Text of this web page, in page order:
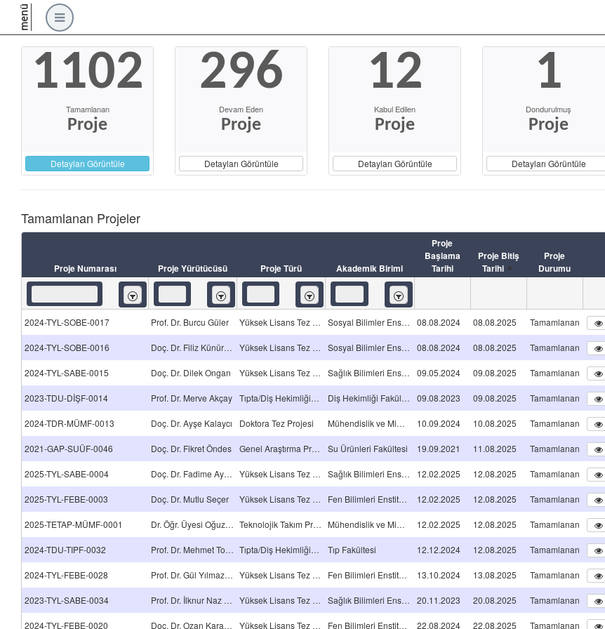
menü
1102
Tamamlanan
Proje
Detayları Görüntüle
296
Devam Eden
Proje
Detayları Görüntüle
12
Kabul Edilen
Proje
Detayları Görüntüle
1
Dondurulmuş
Proje
Detayları Görüntüle
Tamamlanan Projeler
Proje Numarası Proje Yürütücüsü Proje Türü Akademik Birimi
Proje
Başlama
Tarihi
Proje Bitiş
Tarihi
Proje
Durumu
İçeren İçeren İçeren İçeren
2024-TYL-SOBE-0017 Prof. Dr. Burcu Güler Yüksek Lisans Tez Projesi Sosyal Bilimler Enstitüsü 08.08.2024 08.08.2025 Tamamlanan
2024-TYL-SOBE-0016 Doç. Dr. Filiz Künüroğlu İnal Yüksek Lisans Tez Projesi Sosyal Bilimler Enstitüsü 08.08.2024 08.08.2025 Tamamlanan
2024-TYL-SABE-0015 Doç. Dr. Dilek Ongan Yüksek Lisans Tez Projesi Sağlık Bilimleri Enstitüsü 09.05.2024 09.08.2025 Tamamlanan
2023-TDU-DİŞF-0014 Prof. Dr. Merve Akçay Tıpta/Diş Hekimliğinde Uzmanlık Tez Projesi Diş Hekimliği Fakültesi 09.08.2023 09.08.2025 Tamamlanan
2024-TDR-MÜMF-0013 Doç. Dr. Ayşe Kalaycı Doktora Tez Projesi Mühendislik ve Mimarlık Fakültesi 10.09.2024 10.08.2025 Tamamlanan
2021-GAP-SUÜF-0046 Doç. Dr. Fikret Öndes Genel Araştırma Projesi Su Ürünleri Fakültesi 19.09.2021 11.08.2025 Tamamlanan
2025-TYL-SABE-0004 Doç. Dr. Fadime Aydın Köse Yüksek Lisans Tez Projesi Sağlık Bilimleri Enstitüsü 12.02.2025 12.08.2025 Tamamlanan
2025-TYL-FEBE-0003 Doç. Dr. Mutlu Seçer Yüksek Lisans Tez Projesi Fen Bilimleri Enstitüsü 12.02.2025 12.08.2025 Tamamlanan
2025-TETAP-MÜMF-0001 Dr. Öğr. Üyesi Oğuzhan Toğay Teknolojik Takım Projesi Mühendislik ve Mimarlık Fakültesi 12.02.2025 12.08.2025 Tamamlanan
2024-TDU-TIPF-0032 Prof. Dr. Mehmet Tokdemir Tıpta/Diş Hekimliğinde Uzmanlık Tez Projesi Tıp Fakültesi 12.12.2024 12.08.2025 Tamamlanan
2024-TYL-FEBE-0028 Prof. Dr. Gül Yılmaz Atay Yüksek Lisans Tez Projesi Fen Bilimleri Enstitüsü 13.10.2024 13.08.2025 Tamamlanan
2023-TYL-SABE-0034 Prof. Dr. İlknur Naz Gürşan Yüksek Lisans Tez Projesi Sağlık Bilimleri Enstitüsü 20.11.2023 20.08.2025 Tamamlanan
2024-TYL-FEBE-0020 Doç. Dr. Ozan Karaman Yüksek Lisans Tez Projesi Fen Bilimleri Enstitüsü 22.08.2024 22.08.2025 Tamamlanan